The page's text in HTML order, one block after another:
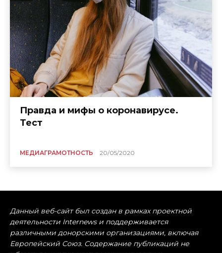
Правда и мифы о коронавирусе.
Тест
МЕДИАГРАМОТНОСТЬ 20/05/2020
Данный веб-сайт был создан в рамках проектной
деятельности Internews и поддерживается
различными донорскими организациями, включая
Европейский Союз. Содержание публикаций не